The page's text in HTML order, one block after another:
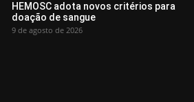
HEMOSC adota novos critérios para
doação de sangue
9 de agosto de 2026